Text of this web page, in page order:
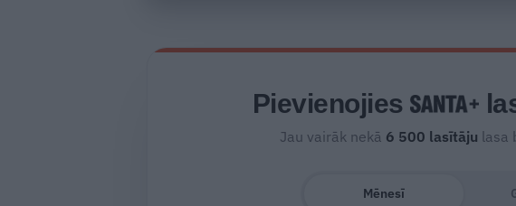
Pievienojies
Jau vairāk nekā 6 500 lasītāju lasa
Mēnesī